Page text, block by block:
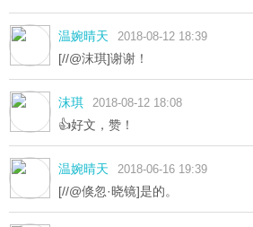
温婉晴天 2018-08-12 18:39
[//@沫琪]谢谢！
沫琪 2018-08-12 18:08
👍好文，赞！
温婉晴天 2018-06-16 19:39
[//@倏忽·晓镜]是的。